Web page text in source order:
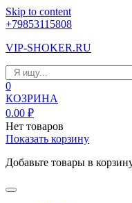
Skip to content
+79853115808
VIP-SHOKER.RU
0
КОЗРИНА
0.00 ₽
Нет товаров
Показать корзину
Добавьте товары в